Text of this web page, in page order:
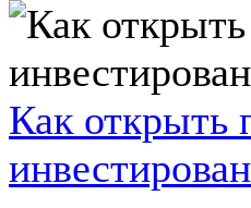
Как открыть